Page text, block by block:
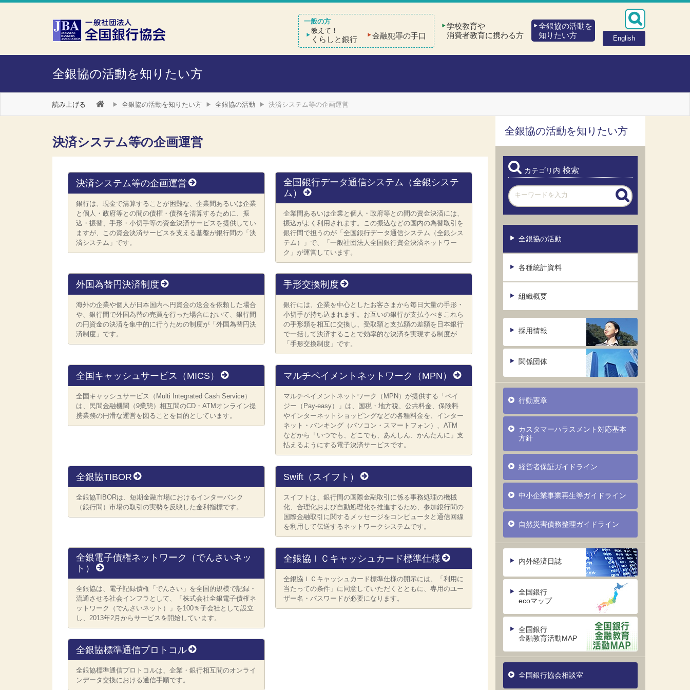
本文へスキップ
障がい者向け相談窓口
English
教えて！
くらしと銀行 金融犯罪の手口
学校教育や
消費者教育に携わる方
全銀協の活動を
知りたい方
全銀協の活動を知りたい方
読み上げる 全銀協の活動を知りたい方 全銀協の活動 決済システム等の企画運営
決済システム等の企画運営
決済システム等の企画運営
銀行は、現金で清算することが困難な、企業間あるいは企業
と個人・政府等との間の債権・債務を清算するために、振
込・振替、手形・小切手等の資金決済サービスを提供してい
ますが、この資金決済サービスを支える基盤が銀行間の「決
済システム」です。
全国銀行データ通信システム（全銀システ
ム）
企業間あるいは企業と個人・政府等との間の資金決済には、
振込がよく利用されます。この振込などの国内の為替取引を
銀行間で担うのが「全国銀行データ通信システム（全銀シス
テム）」で、「一般社団法人全国銀行資金決済ネットワー
ク」が運営しています。
外国為替円決済制度
海外の企業や個人が日本国内へ円資金の送金を依頼した場合
や、銀行間で外国為替の売買を行った場合において、銀行間
の円資金の決済を集中的に行うための制度が「外国為替円決
済制度」です。
手形交換制度
銀行には、企業を中心としたお客さまから毎日大量の手形・
小切手が持ち込まれます。お互いの銀行が支払うべきこれら
の手形類を相互に交換し、受取額と支払額の差額を日本銀行
で一括して決済することで効率的な決済を実現する制度が
「手形交換制度」です。
全国キャッシュサービス（MICS）
全国キャッシュサービス（Multi Integrated Cash Service）
は、民間金融機関（9業態）相互間のCD・ATMオンライン提
携業務の円滑な運営を図ることを目的としています。
マルチペイメントネットワーク（MPN）
マルチペイメントネットワーク（MPN）が提供する「ペイ
ジー（Pay-easy）」は、国税・地方税、公共料金、保険料
やインターネットショッピングなどの各種料金を、インター
ネット・バンキング（パソコン・スマートフォン）、ATM
などから「いつでも、どこでも、あんしん、かんたんに」支
払えるようにする電子決済サービスです。
全銀協TIBOR
全銀協TIBORは、短期金融市場におけるインターバンク
（銀行間）市場の取引の実勢を反映した金利指標です。
Swift（スイフト）
スイフトは、銀行間の国際金融取引に係る事務処理の機械
化、合理化および自動処理化を推進するため、参加銀行間の
国際金融取引に関するメッセージをコンピュータと通信回線
を利用して伝送するネットワークシステムです。
全銀電子債権ネットワーク（でんさいネッ
ト）
全銀協は、電子記録債権「でんさい」を全国的規模で記録・
流通させる社会インフラとして、「株式会社全銀電子債権ネ
ットワーク（でんさいネット）」を100％子会社として設立
し、2013年2月からサービスを開始しています。
全銀協ＩＣキャッシュカード標準仕様
全銀協ＩＣキャッシュカード標準仕様の開示には、「利用に
当たっての条件」に同意していただくとともに、専用のユー
ザー名・パスワードが必要になります。
全銀協標準通信プロトコル
全銀協標準通信プロトコルは、企業・銀行相互間のオンライ
ンデータ交換における通信手順です。
全銀協の活動を知りたい方
カテゴリ内 検索
全銀協の活動
各種統計資料
組織概要
採用情報
関係団体
行動憲章
カスタマーハラスメント対応基本
方針
経営者保証ガイドライン
中小企業事業再生等ガイドライン
自然災害債務整理ガイドライン
内外経済日誌
全国銀行
ecoマップ
全国銀行
金融教育活動MAP
全国銀行協会相談室